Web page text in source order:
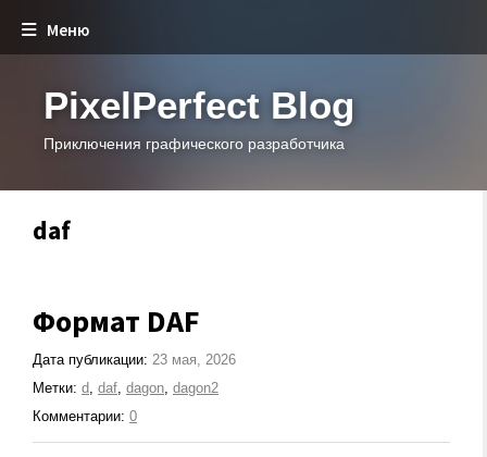
Меню
PixelPerfect Blog
Приключения графического разработчика
daf
Формат DAF
Дата публикации: 23 мая, 2026
Метки: d, daf, dagon, dagon2
Комментарии: 0